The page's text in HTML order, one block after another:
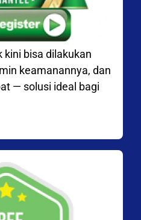
bisa dilakukan
keamanannya, dan
— solusi ideal bagi